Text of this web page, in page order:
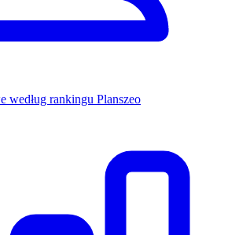
według rankingu Planszeo